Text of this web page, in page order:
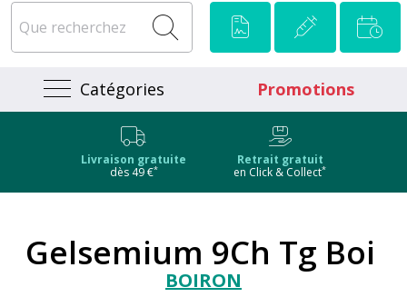
Catégories Promotions
Livraison gratuite
dès 49 €*
Retrait gratuit
en Click & Collect*
Gelsemium 9Ch Tg Boi
BOIRON